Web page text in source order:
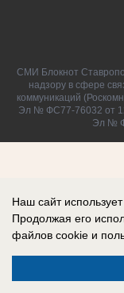
СМИ Блокнот
надзору в сфере
коммуникаций
Эл № ФС77-76032 от
Эл №
Наш сайт использует
Продолжая его
файлов cookie и